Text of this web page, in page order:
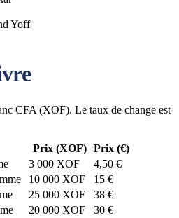
Yoff
CFA (XOF). Le taux de change est
Prix (XOF) Prix (€)
3 000 XOF
4,50 €
10 000 XOF
15 €
25 000 XOF
38 €
20 000 XOF
30 €